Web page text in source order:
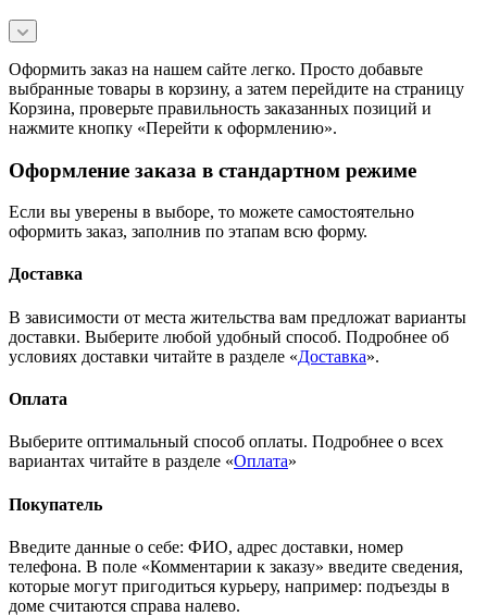
Оформить заказ на нашем сайте легко. Просто добавьте
выбранные товары в корзину, а затем перейдите на страницу
Корзина, проверьте правильность заказанных позиций и
нажмите кнопку «Перейти к оформлению».
Оформление заказа в стандартном режиме
Если вы уверены в выборе, то можете самостоятельно
оформить заказ, заполнив по этапам всю форму.
Доставка
В зависимости от места жительства вам предложат варианты
доставки. Выберите любой удобный способ. Подробнее об
условиях доставки читайте в разделе «Доставка».
Оплата
Выберите оптимальный способ оплаты. Подробнее о всех
вариантах читайте в разделе «Оплата»
Покупатель
Введите данные о себе: ФИО, адрес доставки, номер
телефона. В поле «Комментарии к заказу» введите сведения,
которые могут пригодиться курьеру, например: подъезды в
доме считаются справа налево.